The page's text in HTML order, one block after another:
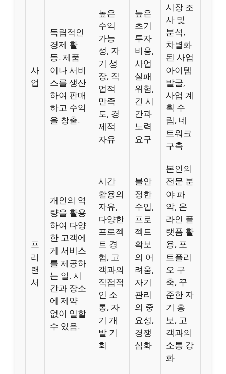
사
업
독립적인
경제 활
동. 제품
이나 서비
스를 생산
하여 판매
하고 수익
을 창출.
높은
수익
가능
성, 자
기 성
장, 직
업적
만족
도, 경
제적
자유
높은
초기
투자
비용,
사업
실패
위험,
긴 시
간과
노력
요구
시장 조
사 및
분석,
차별화
된 사업
아이템
발굴,
사업 계
획 수
립, 네
트워크
구축
프
리
랜
서
개인의 역
량을 활용
하여 다양
한 고객에
게 서비스
를 제공하
는 일. 시
간과 장소
에 제약
없이 일할
수 있음.
시간
활용의
자유,
다양한
프로젝
트 경
험, 고
객과의
직접적
인 소
통, 자
기 개
발 기
회
불안
정한
수입,
프로
젝트
확보
의 어
려움,
자기
관리
의 중
요성,
경쟁
심화
본인의
전문 분
야 파
악, 온
라인 플
랫폼 활
용, 포
트폴리
오 구
축, 꾸
준한 자
기 홍
보, 고
객과의
소통 강
화